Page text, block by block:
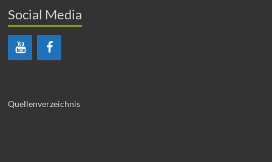
Social Media
Quellenverzeichnis